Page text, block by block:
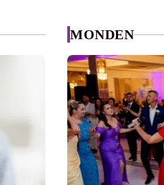
MONDEN